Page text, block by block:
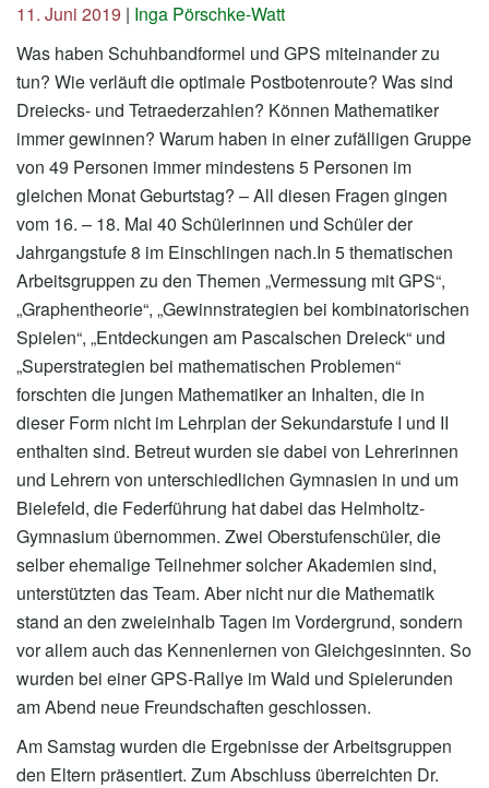
11. Juni 2019 | Inga Pörschke-Watt
Was haben Schuhbandformel und GPS miteinander zu
tun? Wie verläuft die optimale Postbotenroute? Was sind
Dreiecks- und Tetraederzahlen? Können Mathematiker
immer gewinnen? Warum haben in einer zufälligen Gruppe
von 49 Personen immer mindestens 5 Personen im
gleichen Monat Geburtstag? – All diesen Fragen gingen
vom 16. – 18. Mai 40 Schülerinnen und Schüler der
Jahrgangstufe 8 im Einschlingen nach.In 5 thematischen
Arbeitsgruppen zu den Themen „Vermessung mit GPS“,
„Graphentheorie“, „Gewinnstrategien bei kombinatorischen
Spielen“, „Entdeckungen am Pascalschen Dreieck“ und
„Superstrategien bei mathematischen Problemen“
forschten die jungen Mathematiker an Inhalten, die in
dieser Form nicht im Lehrplan der Sekundarstufe I und II
enthalten sind. Betreut wurden sie dabei von Lehrerinnen
und Lehrern von unterschiedlichen Gymnasien in und um
Bielefeld, die Federführung hat dabei das Helmholtz-
Gymnasium übernommen. Zwei Oberstufenschüler, die
selber ehemalige Teilnehmer solcher Akademien sind,
unterstützten das Team. Aber nicht nur die Mathematik
stand an den zweieinhalb Tagen im Vordergrund, sondern
vor allem auch das Kennenlernen von Gleichgesinnten. So
wurden bei einer GPS-Rallye im Wald und Spielerunden
am Abend neue Freundschaften geschlossen.
Am Samstag wurden die Ergebnisse der Arbeitsgruppen
den Eltern präsentiert. Zum Abschluss überreichten Dr.